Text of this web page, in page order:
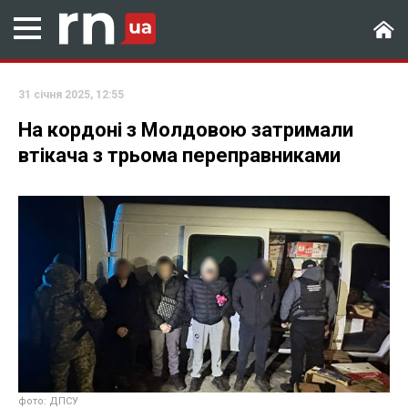
31 січня 2025, 12:55
На кордоні з Молдовою затримали
втікача з трьома переправниками
фото: ДПСУ